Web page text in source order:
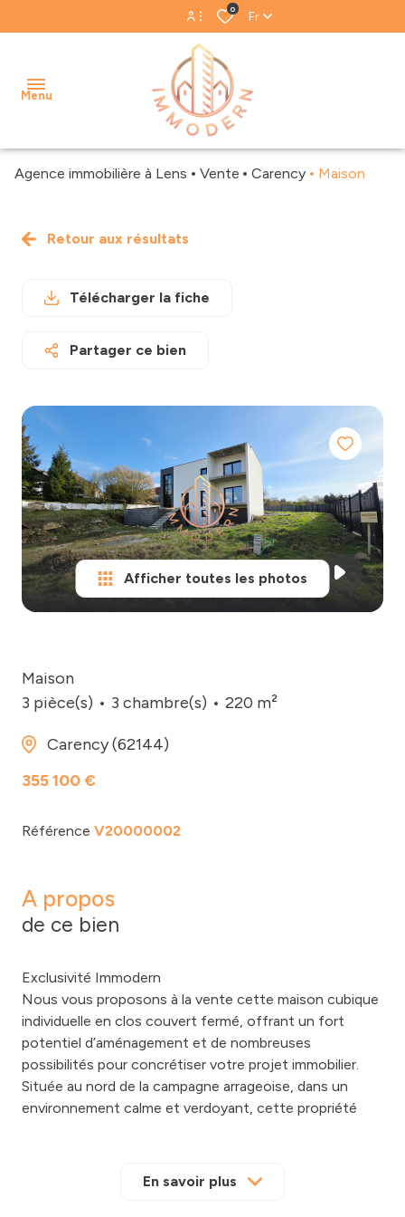
Espace propriétaire
Espace gestion
0
Fr
Menu
estimer
biens
vendus
& loués
Biens
notre
agence
Notre
clients
Blog
Nos
honoraires
Contact
Agence immobilière à Lens Vente Carency Maison
Retour aux résultats
Télécharger la fiche
Partager ce bien
Afficher toutes les photos
Maison
3 pièce(s)
3 chambre(s) 220 m²
Carency (62144)
355 100 €
Référence V20000002
A propos
de ce bien
Exclusivité Immodern
Nous vous proposons à la vente cette maison cubique
individuelle en clos couvert fermé, offrant un fort
potentiel d’aménagement et de nombreuses
possibilités pour concrétiser votre projet immobilier.
Située au nord de la campagne arrageoise, dans un
environnement calme et verdoyant, cette propriété
concilier tranquillité et proximité des commodités.
En savoir plus